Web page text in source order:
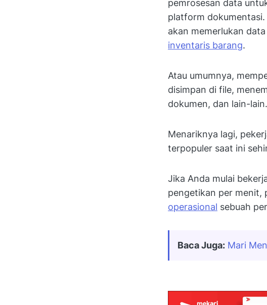
pemrosesan data
platform
akan memerlukan
inventaris barang.
Atau umumnya,
disimpan di file,
dokumen, dan lain-lain.
Menariknya lagi,
terpopuler saat ini
Jika Anda mulai
pengetikan per menit,
operasional sebuah
Baca Juga: Mari